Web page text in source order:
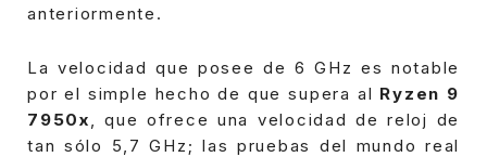
anteriormente.
La velocidad que posee de 6 GHz es notable
por el simple hecho de que supera al Ryzen 9
7950x , que ofrece una velocidad de reloj de
tan sólo 5,7 GHz; las pruebas del mundo real